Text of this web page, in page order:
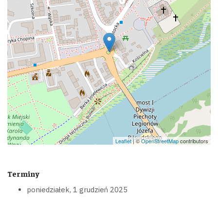
Leaflet| ©OpenStreetMapcontributors
Terminy
poniedziałek, 1 grudzień 2025